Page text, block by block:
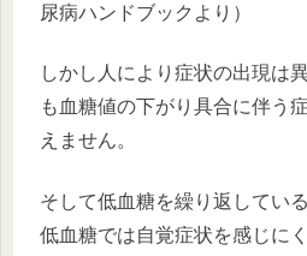
尿病ハンドブックより）
しかし人により症状の出現は
も血糖値の下がり具合に伴う
えません。
そして低血糖を繰り返してい
低血糖では自覚症状を感じに